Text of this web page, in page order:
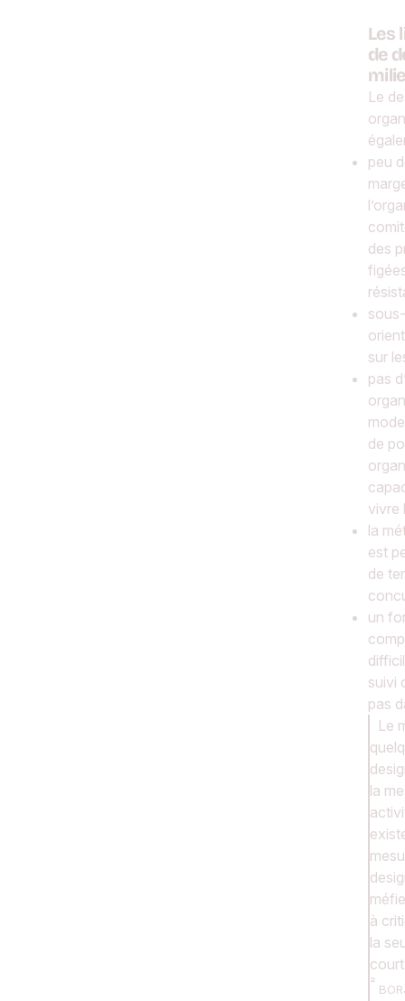
Les
de
Le
peu
des
sur
pas
de
vivre
la
est
de
un
suivi
pas
Le
la
à
la